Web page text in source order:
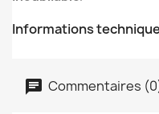
Informations
Commentaires